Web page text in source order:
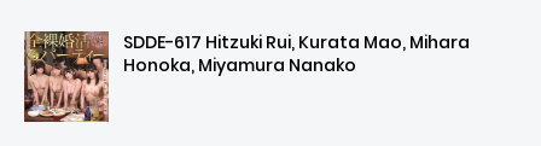
SDDE-617 Hitzuki Rui, Kurata Mao, Mihara
Honoka, Miyamura Nanako